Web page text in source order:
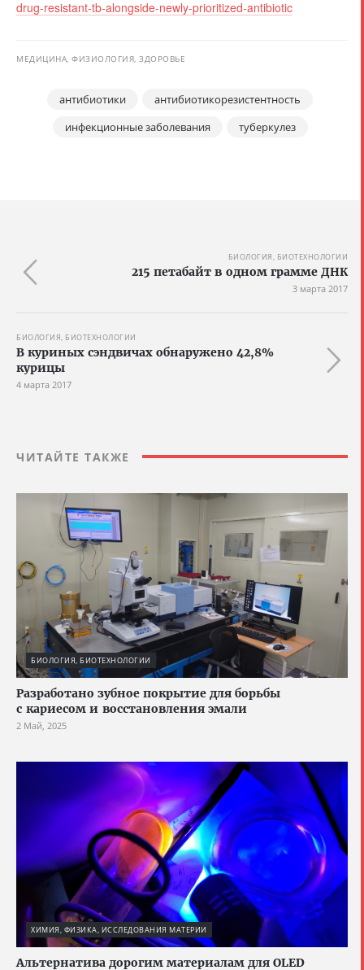
drug-resistant-tb-alongside-newly-prioritized-antibiotic
МЕДИЦИНА, ФИЗИОЛОГИЯ, ЗДОРОВЬЕ
антибиотики
антибиотикорезистентность
инфекционные заболевания
туберкулез
БИОЛОГИЯ, БИОТЕХНОЛОГИИ
215 петабайт в одном грамме ДНК
3 марта 2017
БИОЛОГИЯ, БИОТЕХНОЛОГИИ
В куриных сэндвичах обнаружено 42,8%
курицы
4 марта 2017
ЧИТАЙТЕ ТАКЖЕ
БИОЛОГИЯ, БИОТЕХНОЛОГИИ
Разработано зубное покрытие для борьбы
с кариесом и восстановления эмали
2 Май, 2025
ХИМИЯ, ФИЗИКА, ИССЛЕДОВАНИЯ МАТЕРИИ
Альтернатива дорогим материалам для OLED